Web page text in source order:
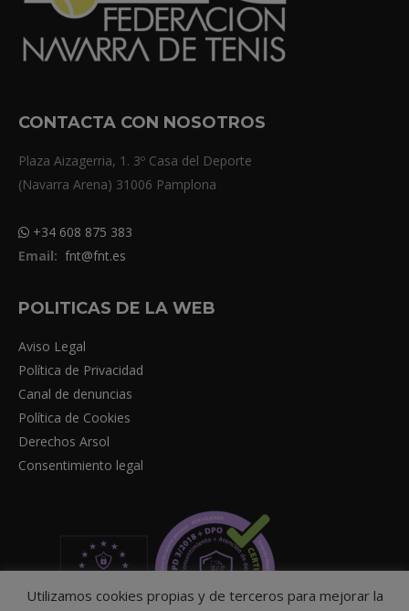
CONTACTA CON NOSOTROS
Plaza Aizagerria, 1. 3º Casa del Deporte
(Navarra Arena) 31006 Pamplona
+34 608 875 383
Email: fnt@fnt.es
POLITICAS DE LA WEB
Aviso Legal
Política de Privacidad
Canal de denuncias
Política de Cookies
Derechos Arsol
Consentimiento legal
Utilizamos cookies propias y de terceros para mejorar la